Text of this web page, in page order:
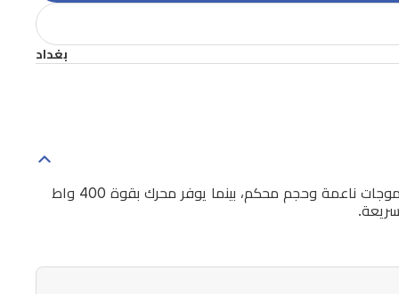
بغداد
تقدم فرشاة الشعر 32 مم الذهبية من بيوتي ليجند تصفيفا دقيقا مع رأس دوار يتكيف مع طول وكثافة الشعر. يخلق القطر 32 مم تموجات ناعمة وحجم محكم، بينما يوفر محرك بقوة 400 واط